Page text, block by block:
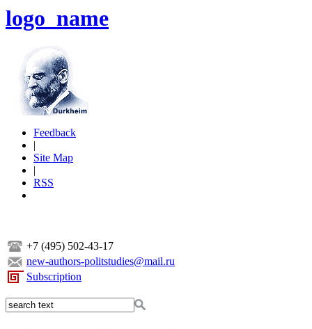
logo_name
Feedback
|
Site Map
|
RSS
+7 (495) 502-43-17
new-authors-politstudies@mail.ru
Subscription